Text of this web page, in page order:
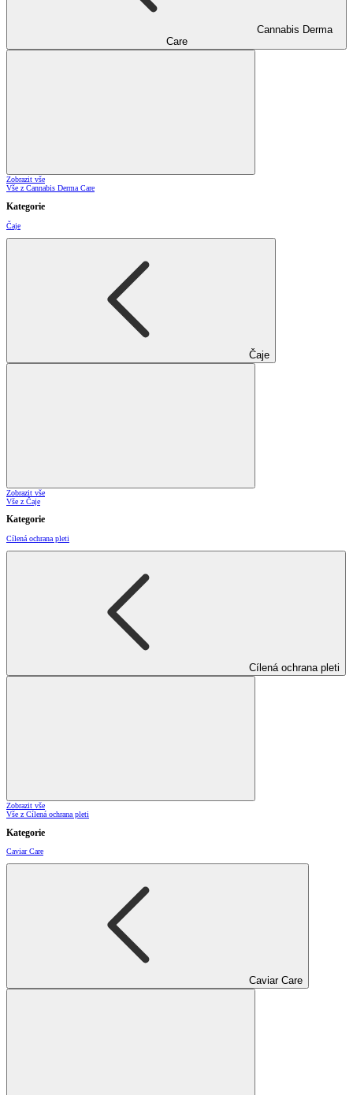
Cannabis Derma
Care
Zobrazit vše
Vše z Cannabis Derma Care
Kategorie
Čaje
Čaje
Zobrazit vše
Vše z Čaje
Kategorie
Cílená ochrana pleti
Cílená ochrana pleti
Zobrazit vše
Vše z Cílená ochrana pleti
Kategorie
Caviar Care
Caviar Care